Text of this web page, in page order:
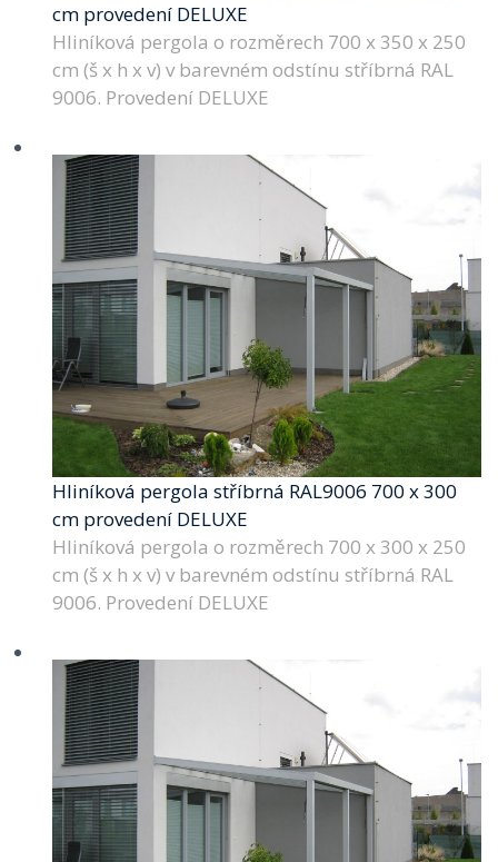
cm provedení DELUXE
Hliníková pergola o rozměrech 700 x 350 x 250
cm (š x h x v) v barevném odstínu stříbrná RAL
9006. Provedení DELUXE
Hliníková pergola stříbrná RAL9006 700 x 300
cm provedení DELUXE
Hliníková pergola o rozměrech 700 x 300 x 250
cm (š x h x v) v barevném odstínu stříbrná RAL
9006. Provedení DELUXE